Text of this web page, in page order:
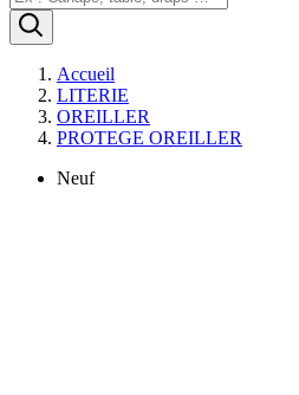
Accueil
LITERIE
OREILLER
PROTEGE OREILLER
Neuf